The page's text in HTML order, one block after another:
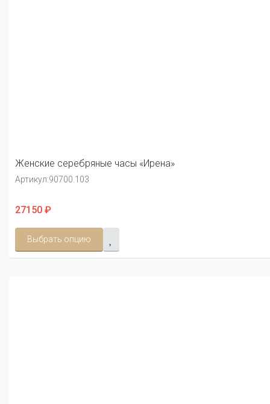
Женские серебряные часы «Ирена»
Артикул:90700.103
27150 ₽
Выбрать опцию